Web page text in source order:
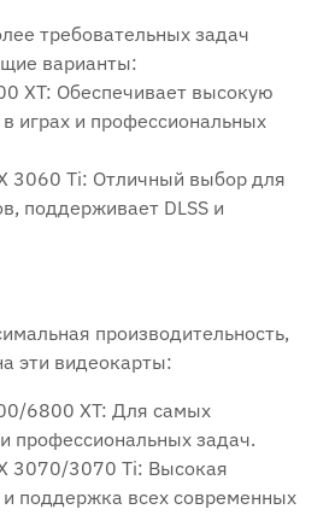
требовательных задач
варианты:
XT: Обеспечивает высокую
играх и профессиональных
3060 Ti: Отличный выбор для
поддерживает DLSS и
производительность,
эти видеокарты:
6800 XT: Для самых
профессиональных задач.
3070/3070 Ti: Высокая
и поддержка всех современных